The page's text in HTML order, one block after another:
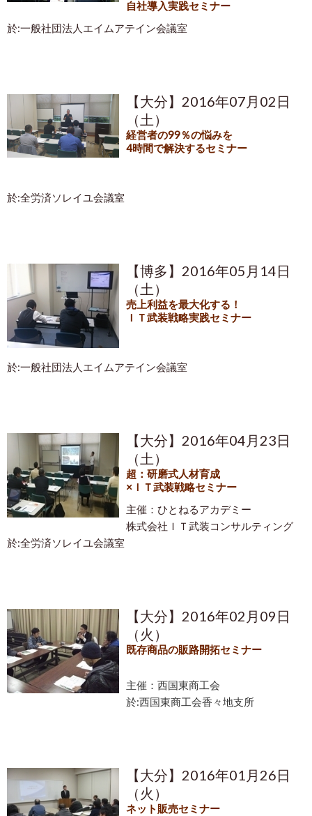
自社導入実践セミナー
於:一般社団法人エイムアテイン会議室
【大分】2016年07月02日
（土）
経営者の99％の悩みを
4時間で解決するセミナー
於:全労済ソレイユ会議室
【博多】2016年05月14日
（土）
売上利益を最大化する！
ＩＴ武装戦略実践セミナー
於:一般社団法人エイムアテイン会議室
【大分】2016年04月23日
（土）
超：研磨式人材育成
×ＩＴ武装戦略セミナー
主催：ひとねるアカデミー
株式会社ＩＴ武装コンサルティング
於:全労済ソレイユ会議室
【大分】2016年02月09日
（火）
既存商品の販路開拓セミナー
主催：西国東商工会
於:西国東商工会香々地支所
【大分】2016年01月26日
（火）
ネット販売セミナー